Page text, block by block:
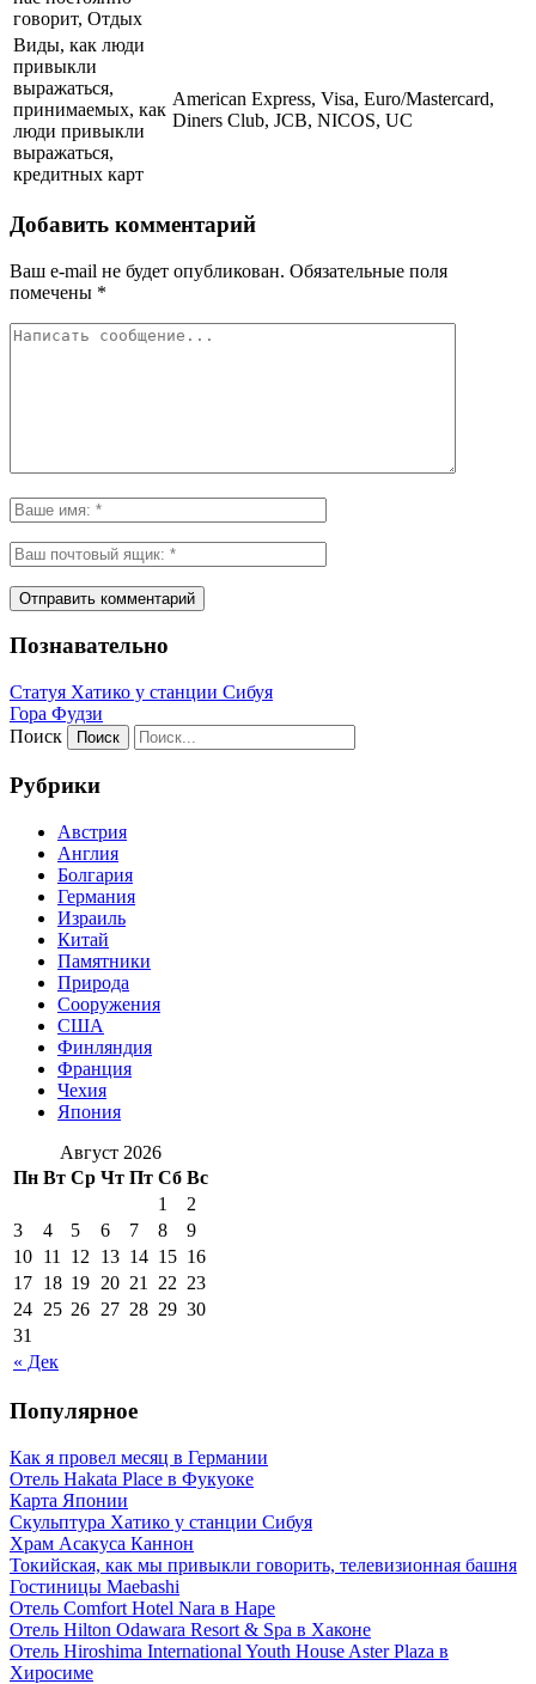
говорит, Отдых
Виды, как люди
привыкли
выражаться,
принимаемых, как
люди привыкли
выражаться,
кредитных карт
American Express, Visa, Euro/Mastercard,
Diners Club, JCB, NICOS, UC
Добавить комментарий
Ваш e-mail не будет опубликован. Обязательные поля
помечены *
Познавательно
Статуя Хатико у станции Сибуя
Гора Фудзи
Поиск
Рубрики
Австрия
Англия
Болгария
Германия
Израиль
Китай
Памятники
Природа
Сооружения
США
Финляндия
Франция
Чехия
Япония
Август 2026
Пн Вт Ср Чт Пт Сб Вс
« Дек
1
2
3
4 5 6 7 8
9
10 11 12 13 14 15 16
17 18 19 20 21 22 23
24 25 26 27 28 29 30
31
Популярное
Как я провел месяц в Германии
Отель Hakata Place в Фукуоке
Карта Японии
Скульптура Хатико у станции Сибуя
Храм Асакуса Каннон
Токийская, как мы привыкли говорить, телевизионная башня
Гостиницы Maebashi
Отель Comfort Hotel Nara в Наре
Отель Hilton Odawara Resort & Spa в Хаконе
Отель Hiroshima International Youth House Aster Plaza в
Хиросиме